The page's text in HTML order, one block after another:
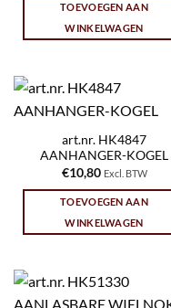
TOEVOEGEN AAN
WINKELWAGEN
art.nr. HK4847
AANHANGER-KOGEL
€10,80 Excl. BTW
TOEVOEGEN AAN
WINKELWAGEN